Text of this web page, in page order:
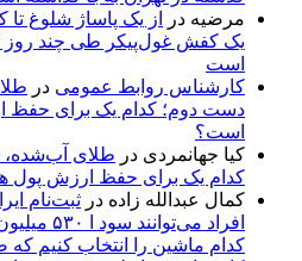
مرضیه در
از یک پاساژ شلوغ
یک کفش غول‌پیکر طی چند روز
است
کارشناس روابط عمومی در
دست دوم؛ کدام یک برای حفظ
است؟
کیا جهانمردی در طلای
کدام یک برای حفظ ارزش پول
کمال عبدالله زاده در
افراد
کدام ماشین را انتخاب کنیم